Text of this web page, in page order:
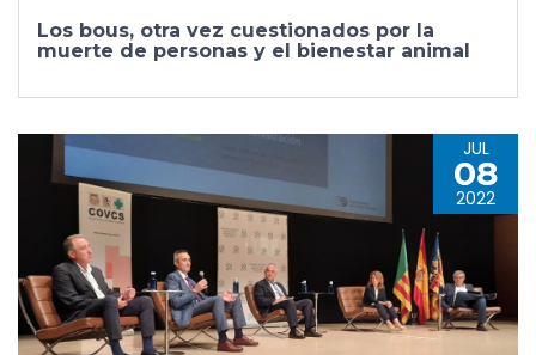
Los bous, otra vez cuestionados por la
muerte de personas y el bienestar animal
JUL
08
2022